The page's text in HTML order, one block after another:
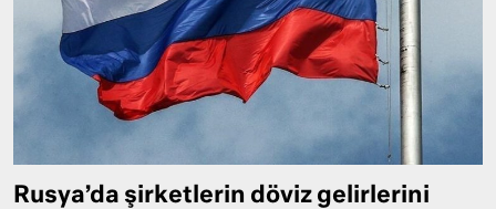
Rusya’da şirketlerin döviz gelirlerini